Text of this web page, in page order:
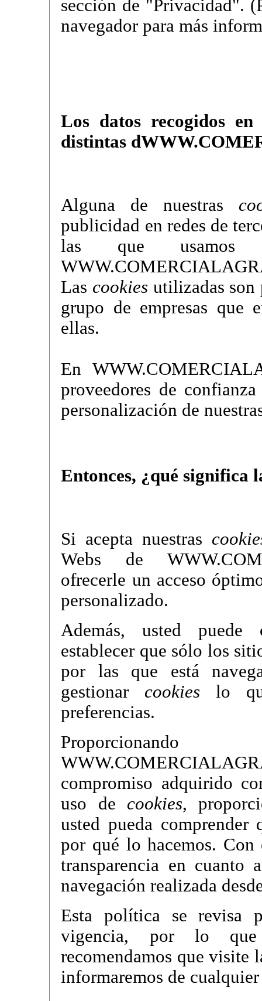
sección de "Privacidad".
navegador para más
Los datos recogidos
distintas
Alguna de nuestras
publicidad en redes de
las que usamos
Las cookies utilizadas son
grupo de empresas que
ellas.
En
proveedores de
personalización de
Entonces, ¿qué
Si acepta nuestras
Webs de
ofrecerle un acceso
personalizado.
Además, usted puede
establecer que sólo los
por las que está
gestionar cookies lo
preferencias.
compromiso adquirido
uso de cookies,
usted pueda
por qué lo hacemos. Con
transparencia en cuanto
navegación realizada
Esta política se revisa
vigencia, por lo
recomendamos que visite
informaremos de